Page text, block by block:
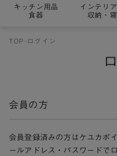
キッチン用品
食器
インテリ
収納・
TOP ログイン
会員の方
会員登録済みの方はケユカポ
ールアドレス・パスワードで